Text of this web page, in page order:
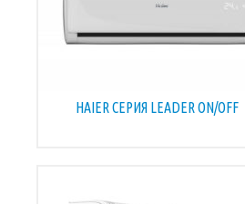
HAIER СЕРИЯ LEADER ON/OFF